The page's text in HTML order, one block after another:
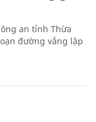
an tỉnh Thừa
đường vắng lập